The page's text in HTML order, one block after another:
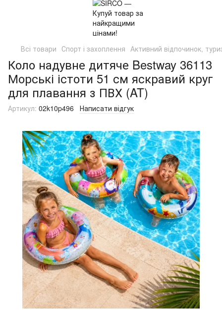
Всі товари Спорт і захоплення Активний відпочинок,
Коло надувне дитяче Bestway 36113
Морські істоти 51 см яскравий круг
для плавання з ПВХ (AT)
Артикул: 02k10p496 Написати відгук